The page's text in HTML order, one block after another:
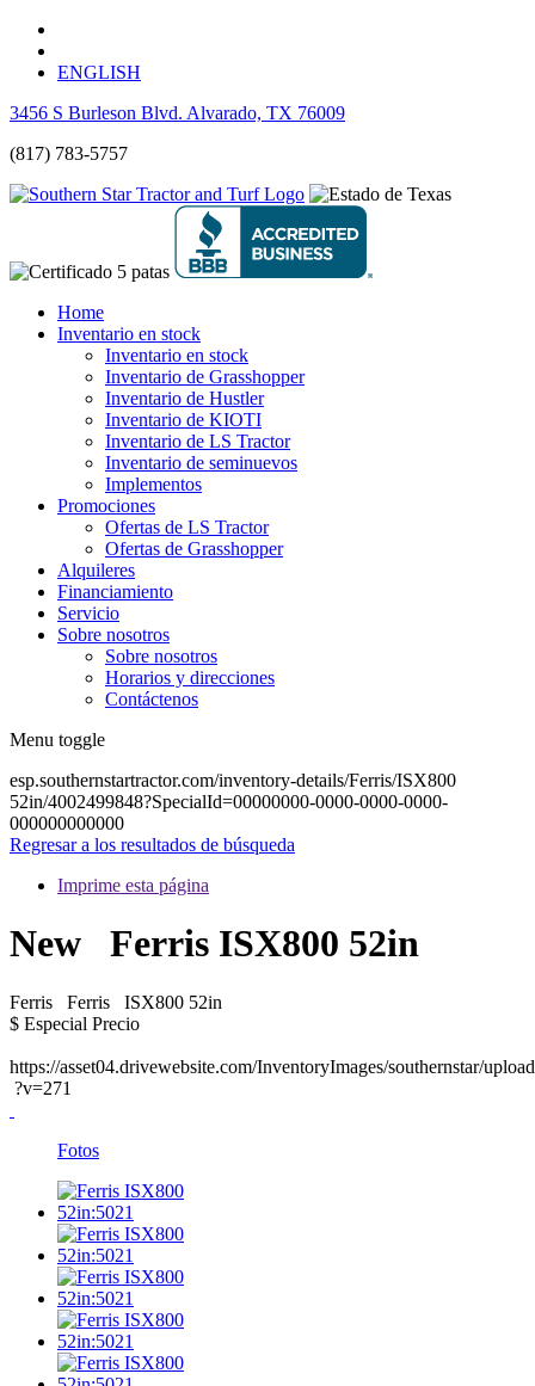
ENGLISH
3456 S Burleson Blvd. Alvarado, TX 76009
(817) 783-5757
Home
Inventario en stock
Inventario en stock
Inventario de Grasshopper
Inventario de Hustler
Inventario de KIOTI
Inventario de LS Tractor
Inventario de seminuevos
Implementos
Promociones
Ofertas de LS Tractor
Ofertas de Grasshopper
Alquileres
Financiamiento
Servicio
Sobre nosotros
Sobre nosotros
Horarios y direcciones
Contáctenos
Menu toggle
esp.southernstartractor.com/inventory-details/Ferris/ISX800
52in/4002499848?SpecialId=00000000-0000-0000-0000-
000000000000
Regresar a los resultados de búsqueda
Imprime esta página
New Ferris ISX800 52in
Ferris Ferris
ISX800 52in
$ Especial Precio
https://asset04.drivewebsite.com/InventoryImages/southernstar/
?v=271
Fotos